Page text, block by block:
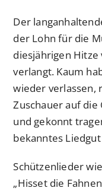
Der
der Lohn für die
diesjährigen Hitze
verlangt. Kaum
wieder verlassen,
Zuschauer auf
und gekonnt
bekanntes
Schützenlieder
„Hisset die